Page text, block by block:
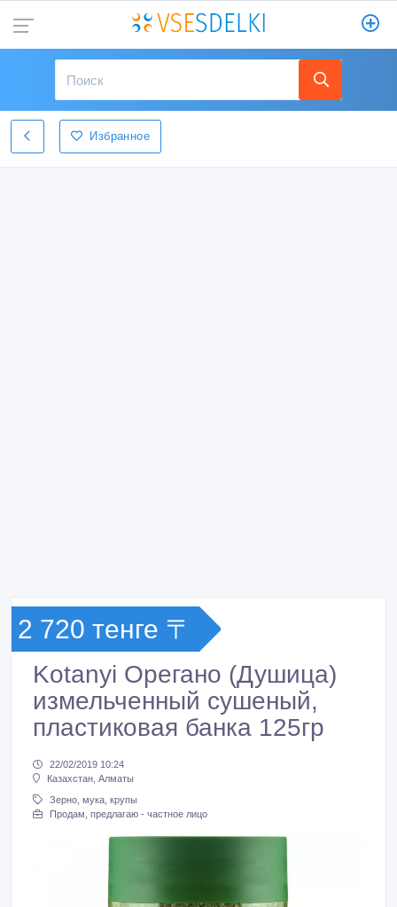
Избранное
2 720 тенге 〒
Kotanyi Орегано (Душица)
измельченный сушеный,
пластиковая банка 125гр
22/02/2019 10:24
Казахстан, Алматы
Зерно, мука, крупы
Продам, предлагаю - частное лицо